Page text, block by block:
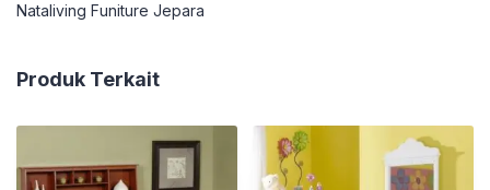
Nataliving Funiture Jepara
Produk Terkait